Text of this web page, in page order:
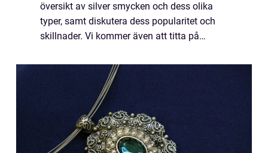
översikt av silver smycken och dess olika
typer, samt diskutera dess popularitet och
skillnader. Vi kommer även att titta på
samt utforska dess historiska för- och ...